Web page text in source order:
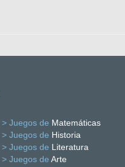
> Juegos de Matemáticas
> Juegos de Historia
> Juegos de Literatura
> Juegos de Arte